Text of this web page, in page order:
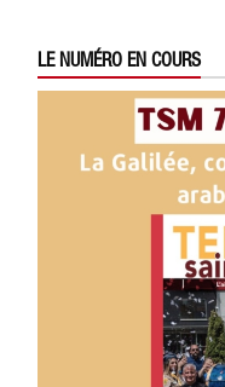
LE NUMÉRO EN COURS